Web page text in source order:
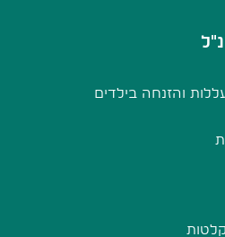
והזנחה בילדים